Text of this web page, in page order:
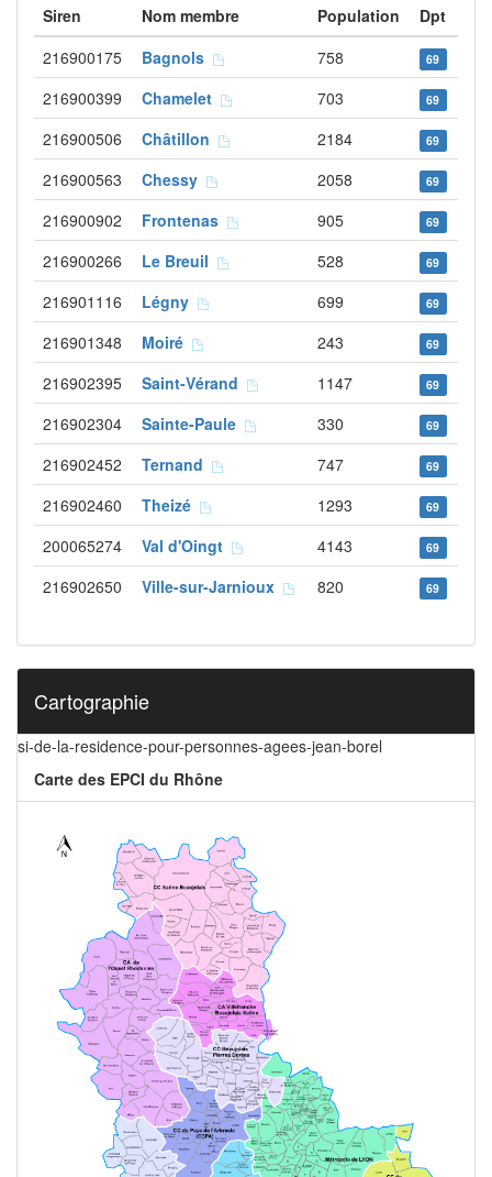
Siren Nom membre Population
Dpt
216900175
Bagnols 758 69
216900399 Chamelet 703 69
216900506 Châtillon 2184 69
216900563 Chessy 2058 69
216900902 Frontenas 905 69
216900266 Le Breuil 528 69
216901116 Légny 699 69
216901348 Moiré 243 69
216902395 Saint-Vérand 1147 69
216902304 Sainte-Paule 330 69
216902452 Ternand 747 69
216902460 Theizé 1293 69
200065274 Val d'Oingt 4143 69
216902650 Ville-sur-Jarnioux 820 69
Cartographie
si-de-la-residence-pour-personnes-agees-jean-borel
Carte des EPCI du Rhône